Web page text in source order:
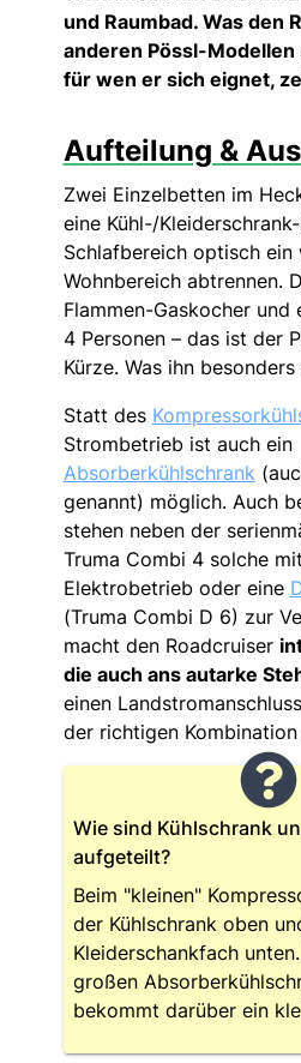
und Raumbad. Was den
anderen Pössl-
für wen er sich eignet,
Aufteilung &
Zwei Einzelbetten im
eine Kühl-/
Schlafbereich optisch ein
Wohnbereich abtrennen.
Flammen-Gaskocher
4 Personen – das ist der
Kürze. Was ihn
Statt des
Strombetrieb ist auch ein
Absorberkühlschrank
genannt) möglich. Auch
stehen neben der
Truma Combi 4 solche
Elektrobetrieb oder eine
(Truma Combi D 6) zur
macht den Roadcruiser
die auch ans autarke
einen
der richtigen
Wie sind Kühlschrank
aufgeteilt?
Beim "kleinen"
der Kühlschrank oben
Kleiderschankfach
großen
bekommt darüber ein